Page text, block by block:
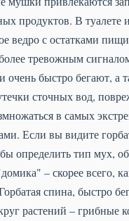
продуктов. В туалете
ведро с остатками
тревожным
быстро бегают, а
сточных вод,
в самых
Если вы видите
определить тип мух,
– скорее всего,
спина, быстро
растений – грибные